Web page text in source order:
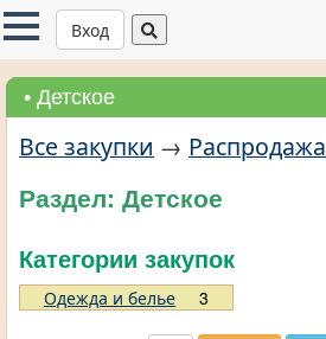
Вход
• Детское
Все закупки → Распродажа
Раздел: Детское
Категории закупок
Одежда и белье 3